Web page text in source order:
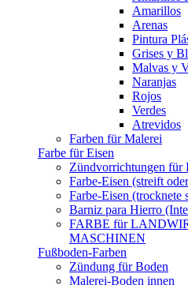
Amarillos
Arenas
Pintura
Grises y
Malvas y
Naranjas
Rojos
Verdes
Atrevidos
Farben für Malerei
Farbe für Eisen
Zündvorrichtungen für
Farbe-Eisen (streift
Farbe-Eisen (trocknete
Barniz para Hierro
FARBE für
MASCHINEN
Fußboden-Farben
Zündung für Boden
Malerei-Boden innen